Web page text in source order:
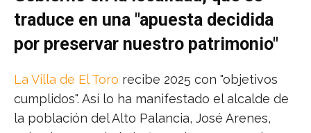
traduce en una "apuesta decidida
por preservar nuestro patrimonio"
La Villa de El Toro recibe 2025 con "objetivos
cumplidos". Así lo ha manifestado el alcalde de
la población del Alto Palancia, José Arenes,